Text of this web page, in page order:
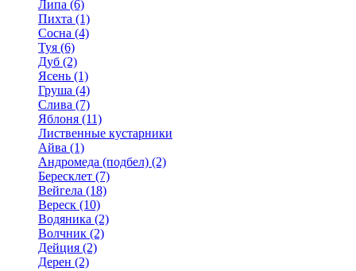
Липа (6)
Пихта (1)
Сосна (4)
Туя (6)
Дуб (2)
Ясень (1)
Груша (4)
Слива (7)
Яблоня (11)
Лиственные кустарники
Айва (1)
Андромеда (подбел) (2)
Бересклет (7)
Вейгела (18)
Вереск (10)
Водяника (2)
Волчник (2)
Дейция (2)
Дерен (2)